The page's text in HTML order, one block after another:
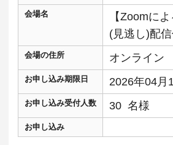
会場名
【Zoomに
(見逃し)配
会場の住所 オンライン
お申し込み期限日 2026年04月
お申し込み受付人数 30 名様
お申し込み